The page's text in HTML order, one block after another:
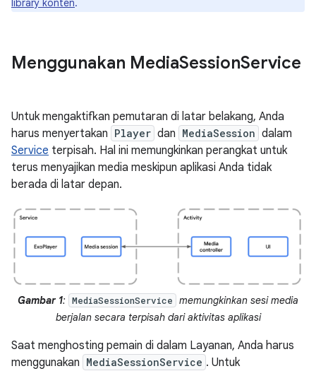
library konten.
Menggunakan MediaSessionService
Untuk mengaktifkan pemutaran di latar belakang, Anda
harus menyertakan Player dan MediaSession dalam
Service terpisah. Hal ini memungkinkan perangkat untuk
terus menyajikan media meskipun aplikasi Anda tidak
berada di latar depan.
Gambar 1: MediaSessionService
memungkinkan sesi media
berjalan secara terpisah dari aktivitas aplikasi
Saat menghosting pemain di dalam Layanan, Anda harus
menggunakan MediaSessionService . Untuk